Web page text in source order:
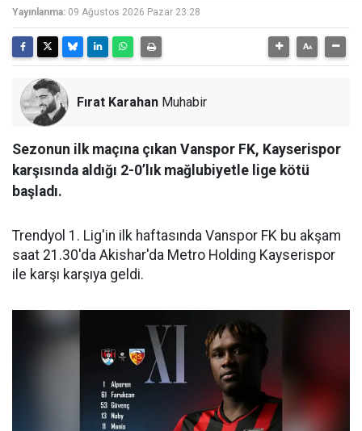
Yayınlanma: 09 Ağustos 2026 Pazar 23:28
Fırat Karahan Muhabir
Sezonun ilk maçına çıkan Vanspor FK, Kayserispor
karşısında aldığı 2-0’lık mağlubiyetle lige kötü
başladı.
Trendyol 1. Lig'in ilk haftasında Vanspor FK bu akşam
saat 21.30'da Akishar'da Metro Holding Kayserispor
ile karşı karşıya geldi.